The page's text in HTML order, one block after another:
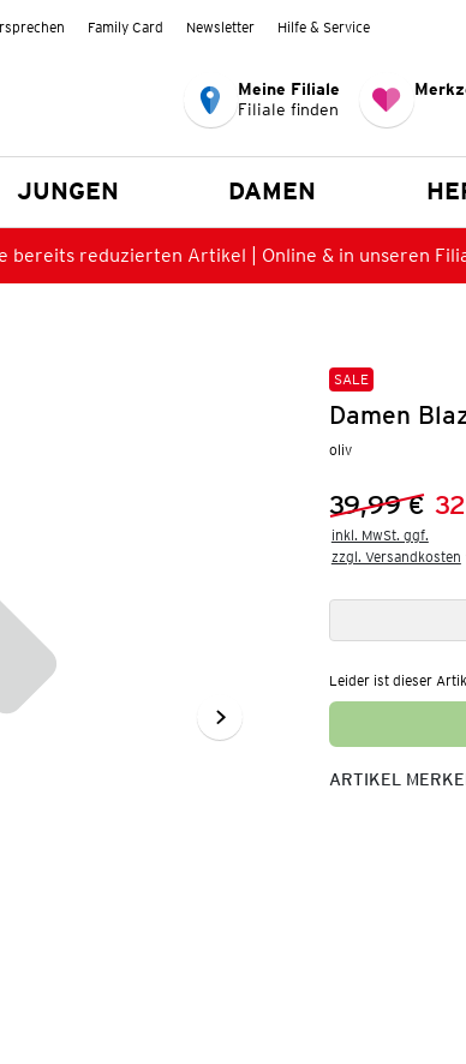
Family Card Newsletter Hilfe & Service
Meine Filiale
Filiale finden
JUNGEN DAMEN
bereits reduzierten Artikel | Online & in unseren
SALE
Damen
oliv
Vorheriger
39,99 €
Neuer
inkl. MwSt. ggf.
zzgl. Versandkosten
Leider ist dieser
ARTIKEL